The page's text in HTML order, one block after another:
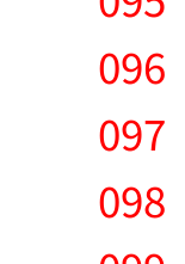
096
097
098